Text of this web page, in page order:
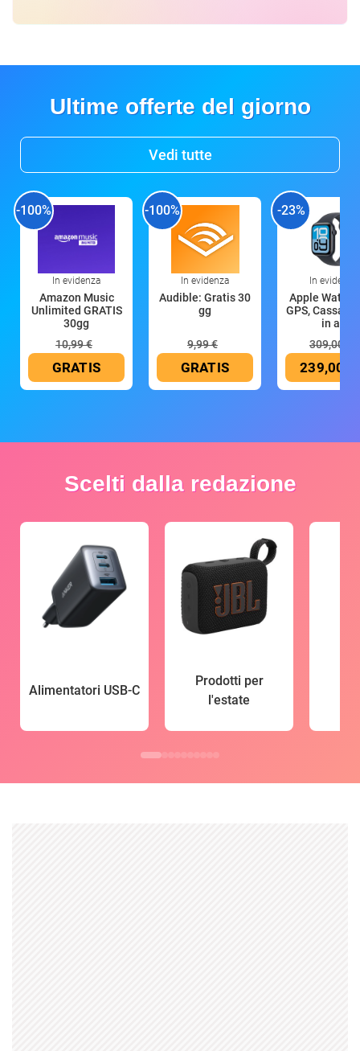
Ultime offerte del giorno
Vedi tutte
-100%
In evidenza
Amazon Music
Unlimited GRATIS
30gg
10,99 €
GRATIS
-100%
In evidenza
Audible: Gratis 30
gg
9,99 €
GRATIS
-23%
In evidenza
Apple Watch
GPS, Cassa
in all
309,00 €
239,00 €
Scelti dalla redazione
Alimentatori USB-C
Prodotti per
l'estate